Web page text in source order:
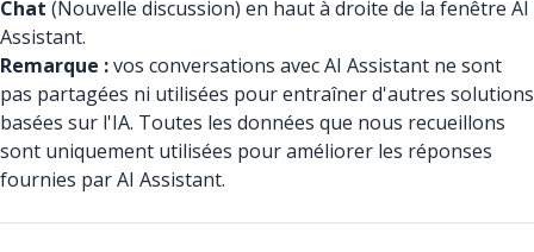
Chat (Nouvelle discussion) en haut à droite de la fenêtre AI
Assistant.
Remarque :vos conversations avec AI Assistant ne sont
pas partagées ni utilisées pour entraîner d'autres solutions
basées sur l'IA. Toutes les données que nous recueillons
sont uniquement utilisées pour améliorer les réponses
fournies par AI Assistant.